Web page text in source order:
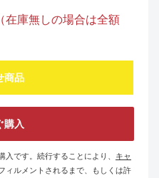
在庫無しの場合は全額
商品
購入
です。続行することにより、 キャ
ィルメントされるまで、もしくは許